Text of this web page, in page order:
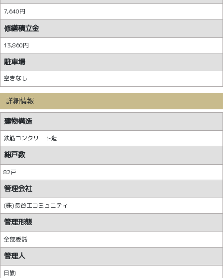
7,640円
修繕積立金
13,860円
駐車場
空きなし
詳細情報
建物構造
鉄筋コンクリート造
総戸数
82戸
管理会社
(株)長谷工コミュニティ
管理形態
全部委託
管理人
日勤